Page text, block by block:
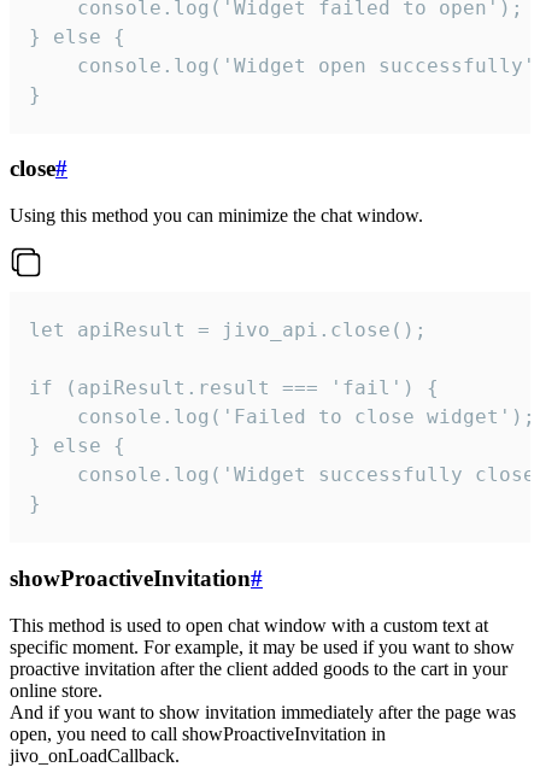
    console.log('Widget failed to open');
} else {
console.log('Widget open
}
close#
Using this method you can minimize the chat window.
let apiResult = jivo_api.close();
if (apiResult.result === 'fail') {
    console.log('Failed to close widget');
} else {
console.log('Widget successfully
}
showProactiveInvitation#
This method is used to open chat window with a custom text at
specific moment. For example, it may be used if you want to show
proactive invitation after the client added goods to the cart in your
online store.
And if you want to show invitation immediately after the page was
open, you need to call showProactiveInvitation in
jivo_onLoadCallback.